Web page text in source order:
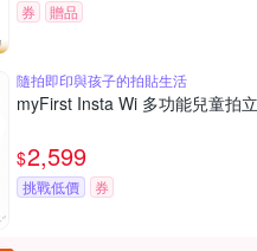
券 贈品
隨拍即印與孩子的拍貼生活
myFirst Insta Wi 多功能兒童拍
$2,599
挑戰低價 券